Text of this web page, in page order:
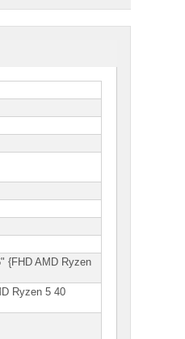
{FHD AMD Ryzen
Ryzen 5 40